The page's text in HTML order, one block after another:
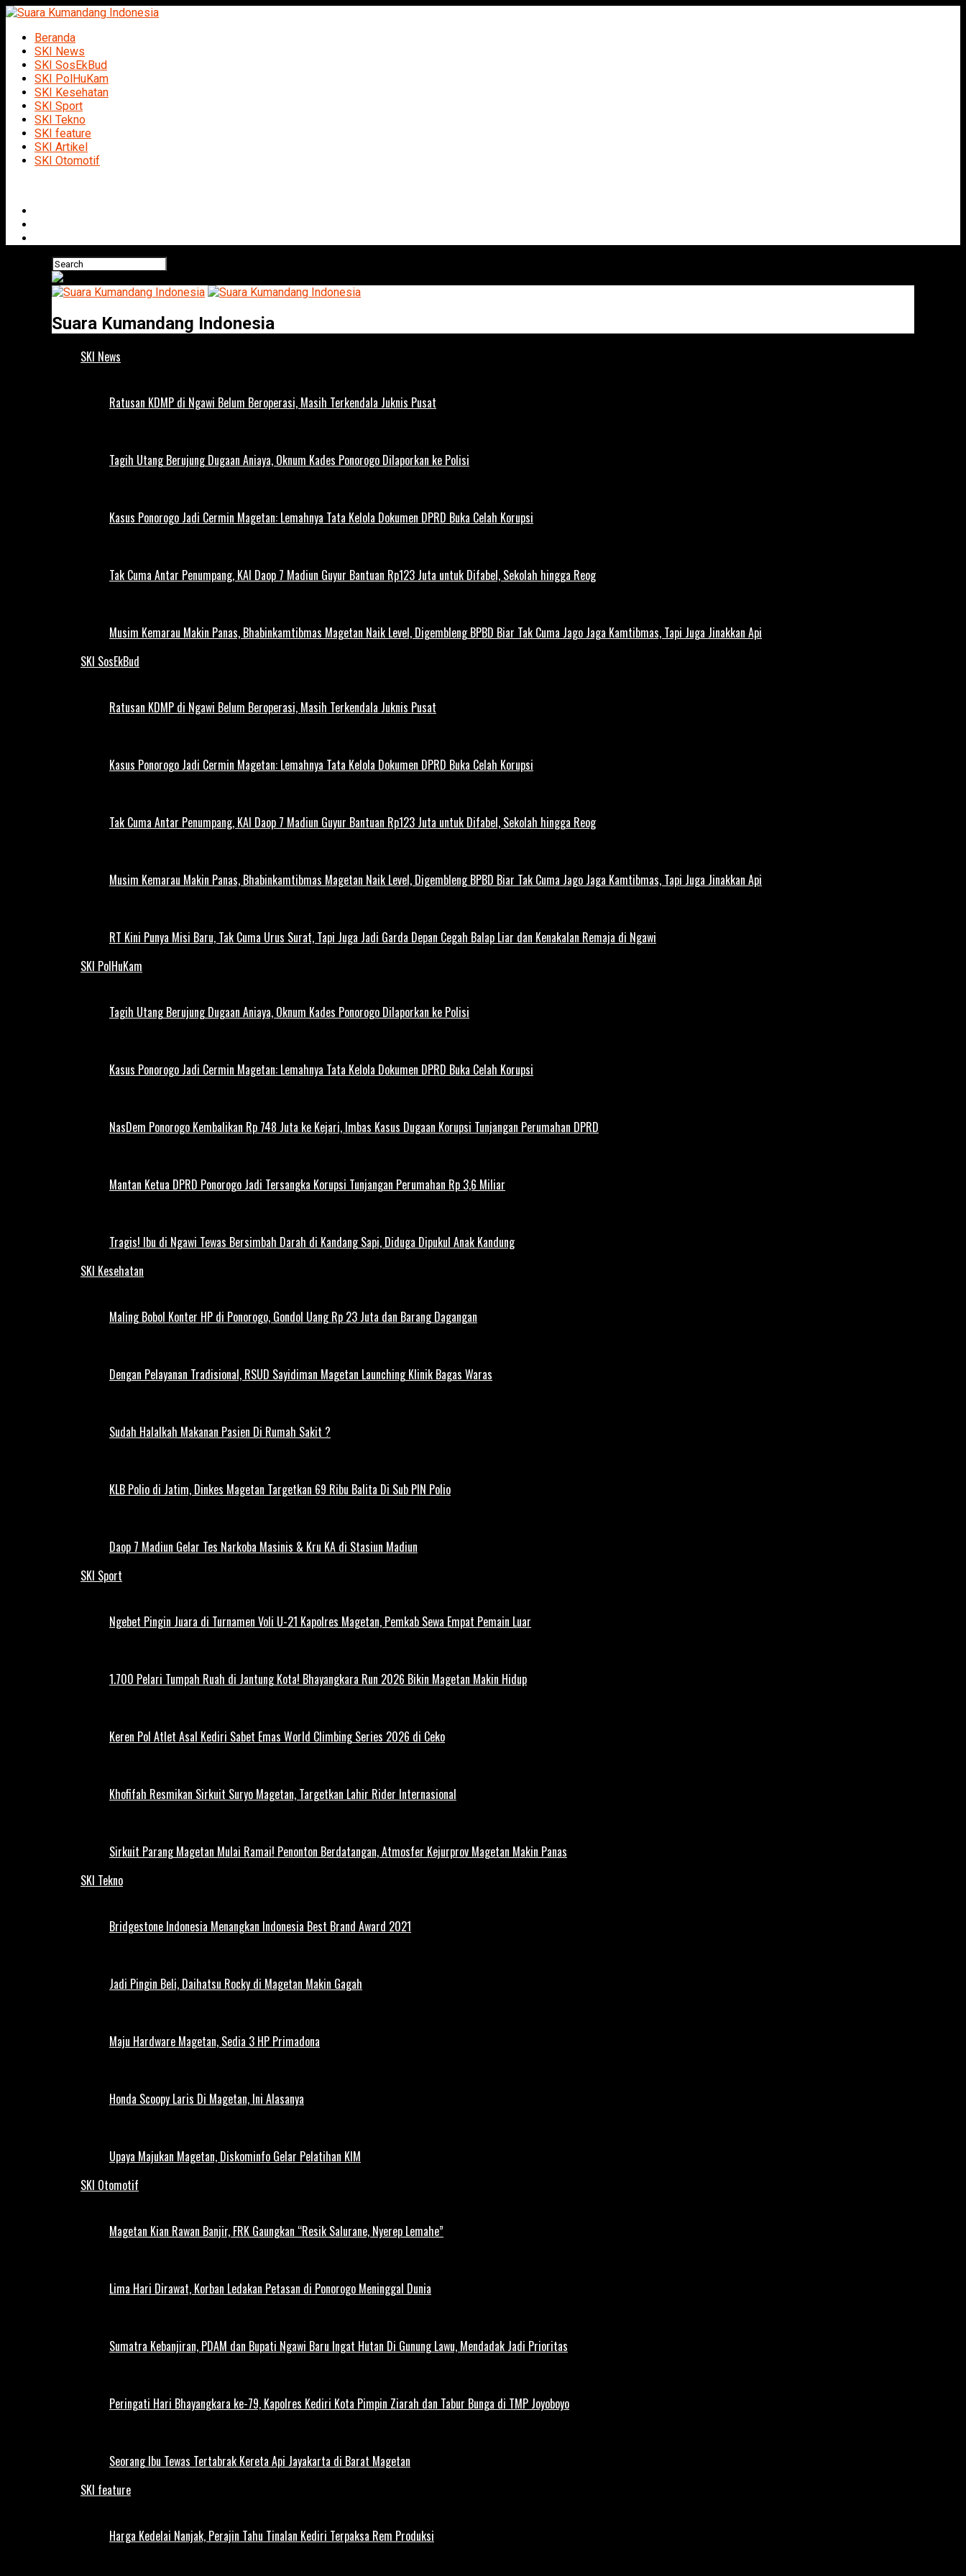
Beranda
SKI News
SKI SosEkBud
SKI PolHuKam
SKI Kesehatan
SKI Sport
SKI Tekno
SKI feature
SKI Artikel
SKI Otomotif
Suara Kumandang Indonesia
SKI News
Ratusan KDMP di Ngawi Belum Beroperasi, Masih Terkendala Juknis Pusat
Tagih Utang Berujung Dugaan Aniaya, Oknum Kades Ponorogo Dilaporkan ke Polisi
Kasus Ponorogo Jadi Cermin Magetan: Lemahnya Tata Kelola Dokumen DPRD Buka Celah Korupsi
Tak Cuma Antar Penumpang, KAI Daop 7 Madiun Guyur Bantuan Rp123 Juta untuk Difabel, Sekolah hingga Reog
Musim Kemarau Makin Panas, Bhabinkamtibmas Magetan Naik Level, Digembleng BPBD Biar Tak Cuma Jago Jaga Kamtibmas, Tapi Juga Jinakkan Api
SKI SosEkBud
Ratusan KDMP di Ngawi Belum Beroperasi, Masih Terkendala Juknis Pusat
Kasus Ponorogo Jadi Cermin Magetan: Lemahnya Tata Kelola Dokumen DPRD Buka Celah Korupsi
Tak Cuma Antar Penumpang, KAI Daop 7 Madiun Guyur Bantuan Rp123 Juta untuk Difabel, Sekolah hingga Reog
Musim Kemarau Makin Panas, Bhabinkamtibmas Magetan Naik Level, Digembleng BPBD Biar Tak Cuma Jago Jaga Kamtibmas, Tapi Juga Jinakkan Api
RT Kini Punya Misi Baru, Tak Cuma Urus Surat, Tapi Juga Jadi Garda Depan Cegah Balap Liar dan Kenakalan Remaja di Ngawi
SKI PolHuKam
Tagih Utang Berujung Dugaan Aniaya, Oknum Kades Ponorogo Dilaporkan ke Polisi
Kasus Ponorogo Jadi Cermin Magetan: Lemahnya Tata Kelola Dokumen DPRD Buka Celah Korupsi
NasDem Ponorogo Kembalikan Rp 748 Juta ke Kejari, Imbas Kasus Dugaan Korupsi Tunjangan Perumahan DPRD
Mantan Ketua DPRD Ponorogo Jadi Tersangka Korupsi Tunjangan Perumahan Rp 3,6 Miliar
Tragis! Ibu di Ngawi Tewas Bersimbah Darah di Kandang Sapi, Diduga Dipukul Anak Kandung
SKI Kesehatan
Maling Bobol Konter HP di Ponorogo, Gondol Uang Rp 23 Juta dan Barang Dagangan
Dengan Pelayanan Tradisional, RSUD Sayidiman Magetan Launching Klinik Bagas Waras
Sudah Halalkah Makanan Pasien Di Rumah Sakit ?
KLB Polio di Jatim, Dinkes Magetan Targetkan 69 Ribu Balita Di Sub PIN Polio
Daop 7 Madiun Gelar Tes Narkoba Masinis & Kru KA di Stasiun Madiun
SKI Sport
Ngebet Pingin Juara di Turnamen Voli U-21 Kapolres Magetan, Pemkab Sewa Empat Pemain Luar
1.700 Pelari Tumpah Ruah di Jantung Kota! Bhayangkara Run 2026 Bikin Magetan Makin Hidup
Keren Pol Atlet Asal Kediri Sabet Emas World Climbing Series 2026 di Ceko
Khofifah Resmikan Sirkuit Suryo Magetan, Targetkan Lahir Rider Internasional
Sirkuit Parang Magetan Mulai Ramai! Penonton Berdatangan, Atmosfer Kejurprov Magetan Makin Panas
SKI Tekno
Bridgestone Indonesia Menangkan Indonesia Best Brand Award 2021
Jadi Pingin Beli, Daihatsu Rocky di Magetan Makin Gagah
Maju Hardware Magetan, Sedia 3 HP Primadona
Honda Scoopy Laris Di Magetan, Ini Alasanya
Upaya Majukan Magetan, Diskominfo Gelar Pelatihan KIM
SKI Otomotif
Magetan Kian Rawan Banjir, FRK Gaungkan “Resik Salurane, Nyerep Lemahe”
Lima Hari Dirawat, Korban Ledakan Petasan di Ponorogo Meninggal Dunia
Sumatra Kebanjiran, PDAM dan Bupati Ngawi Baru Ingat Hutan Di Gunung Lawu, Mendadak Jadi Prioritas
Peringati Hari Bhayangkara ke-79, Kapolres Kediri Kota Pimpin Ziarah dan Tabur Bunga di TMP Joyoboyo
Seorang Ibu Tewas Tertabrak Kereta Api Jayakarta di Barat Magetan
SKI feature
Harga Kedelai Nanjak, Perajin Tahu Tinalan Kediri Terpaksa Rem Produksi